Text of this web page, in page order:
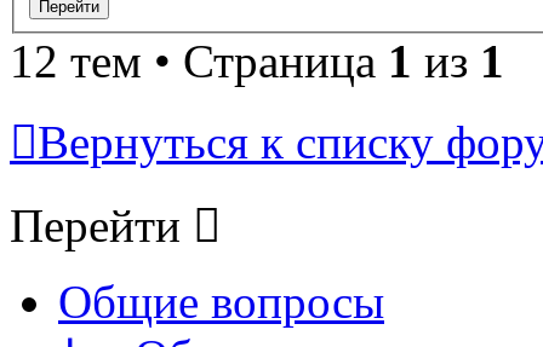
12 тем • Страница 1 из 1
Вернуться к списку
Перейти
Общие вопросы